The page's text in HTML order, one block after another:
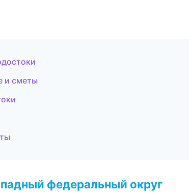
и сметы
федеральный округ